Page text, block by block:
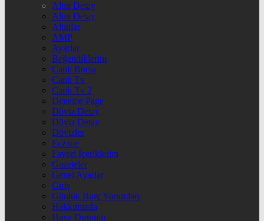
Altın Detay
Altın Detay
Altınlar
AMP
Ayarlar
Beğendiklerim
Canlı Borsa
Canlı Tv
Canlı Tv 2
Deneme Page
Döviz Detay
Döviz Detay
Dövizler
Eczane
Favori İçeriklerim
Gazeteler
Genel Ayarlar
Giriş
Günlük Burç Yorumları
Hakkımızda
Hava Durumu